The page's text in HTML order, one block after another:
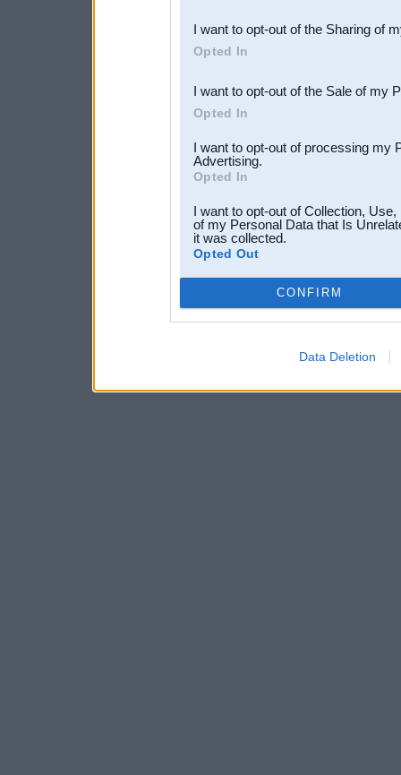
Downstream Participants
third parties.
I want to opt-out of the Sharing of
Opted In
I want to opt-out of the Sale of my
Opted In
I want to opt-out of processing my
Advertising.
Opted In
I want to opt-out of Collection,
of my Personal Data that Is
it was collected.
Opted Out
CONFIRM
Data Deletion